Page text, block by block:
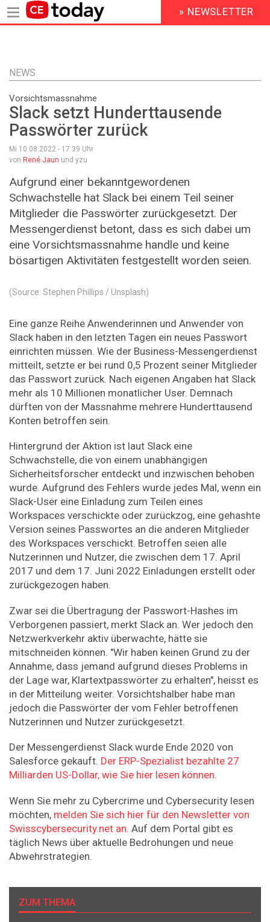
Inhalt
HEADER
MENU
» NEWSLETTER
NEWS
Vorsichtsmassnahme
Slack setzt Hunderttausende
Passwörter zurück
Mi 10.08.2022 - 17:39 Uhr
von René Jaun und yzu
Aufgrund einer bekanntgewordenen
Schwachstelle hat Slack bei einem Teil seiner
Mitglieder die Passwörter zurückgesetzt. Der
Messengerdienst betont, dass es sich dabei um
eine Vorsichtsmassnahme handle und keine
bösartigen Aktivitäten festgestellt worden seien.
(Source: Stephen Phillips / Unsplash)
Eine ganze Reihe Anwenderinnen und Anwender von
Slack haben in den letzten Tagen ein neues Passwort
einrichten müssen. Wie der Business-Messengerdienst
mitteilt, setzte er bei rund 0,5 Prozent seiner Mitglieder
das Passwort zurück. Nach eigenen Angaben hat Slack
mehr als 10 Millionen monatlicher User. Demnach
dürften von der Massnahme mehrere Hunderttausend
Konten betroffen sein.
Hintergrund der Aktion ist laut Slack eine
Schwachstelle, die von einem unabhängigen
Sicherheitsforscher entdeckt und inzwischen behoben
wurde. Aufgrund des Fehlers wurde jedes Mal, wenn ein
Slack-User eine Einladung zum Teilen eines
Workspaces verschickte oder zurückzog, eine gehashte
Version seines Passwortes an die anderen Mitglieder
des Workspaces verschickt. Betroffen seien alle
Nutzerinnen und Nutzer, die zwischen dem 17. April
2017 und dem 17. Juni 2022 Einladungen erstellt oder
zurückgezogen haben.
Zwar sei die Übertragung der Passwort-Hashes im
Verborgenen passiert, merkt Slack an. Wer jedoch den
Netzwerkverkehr aktiv überwachte, hätte sie
mitschneiden können. "Wir haben keinen Grund zu der
Annahme, dass jemand aufgrund dieses Problems in
der Lage war, Klartextpasswörter zu erhalten", heisst es
in der Mitteilung weiter. Vorsichtshalber habe man
jedoch die Passwörter der vom Fehler betroffenen
Nutzerinnen und Nutzer zurückgesetzt.
Der Messengerdienst Slack wurde Ende 2020 von
Salesforce gekauft. Der ERP-Spezialist bezahlte 27
Milliarden US-Dollar, wie Sie hier lesen können.
Wenn Sie mehr zu Cybercrime und Cybersecurity lesen
möchten, melden Sie sich hier für den Newsletter von
Swisscybersecurity.net an. Auf dem Portal gibt es
täglich News über aktuelle Bedrohungen und neue
Abwehrstrategien.
ZUM THEMA